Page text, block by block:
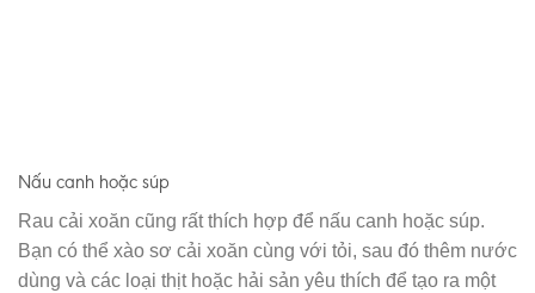
Nấu canh hoặc súp
Rau cải xoăn cũng rất thích hợp để nấu canh hoặc súp.
Bạn có thể xào sơ cải xoăn cùng với tỏi, sau đó thêm nước
dùng và các loại thịt hoặc hải sản yêu thích để tạo ra một